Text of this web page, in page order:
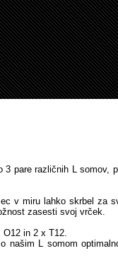
pare različnih L somov,
v miru lahko skrbel za
zasesti svoj vrček.
in 2 x T12.
našim L somom